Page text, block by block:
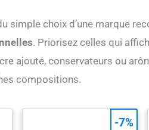
simple choix d’une marque
. Priorisez celles qui
ajouté, conservateurs ou
compositions.
-7%